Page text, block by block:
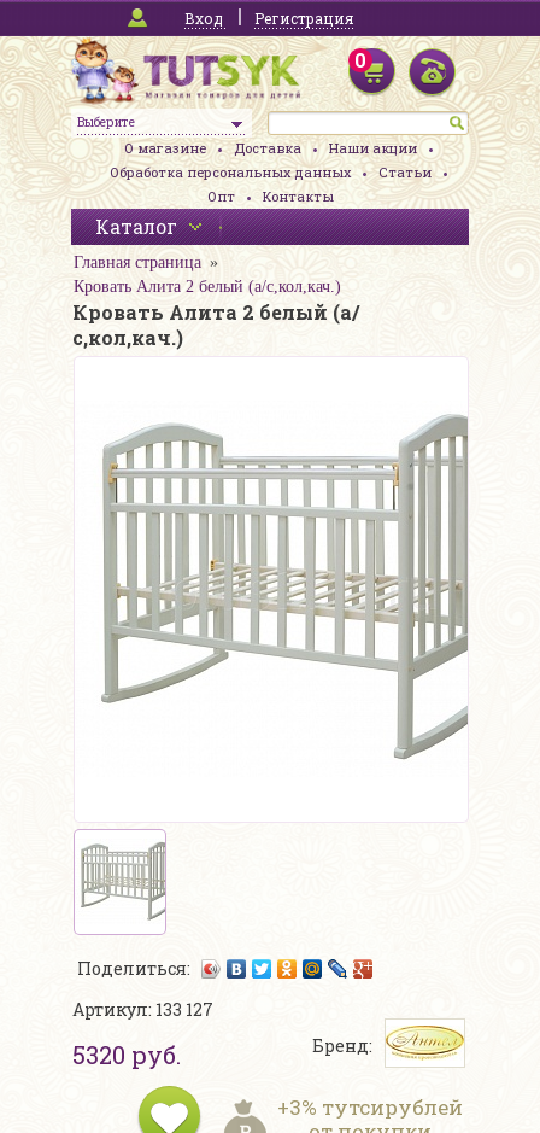
Вход Регистрация
Выберите
0
О магазине Доставка
Наши акции
Обработка персональных данных
Статьи
Опт
Контакты
Каталог
Главная страница
Кровать Алита 2 белый (а/с,кол,кач.)
Кровать Алита 2 белый (а/
с,кол,кач.)
Поделиться:
Артикул: 133 127
5320 руб. Бренд:
+3% тутсирублей